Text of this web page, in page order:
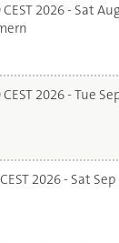
2026 - Sat
2026 - Tue
2026 - Sat